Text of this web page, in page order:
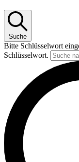
Suche
Bitte Schlüsselwort
Schlüsselwort.